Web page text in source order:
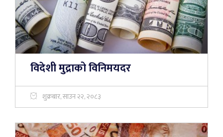
विदेशी मुद्राको विनिमयदर
शुक्रबार, साउन २२, २०८३